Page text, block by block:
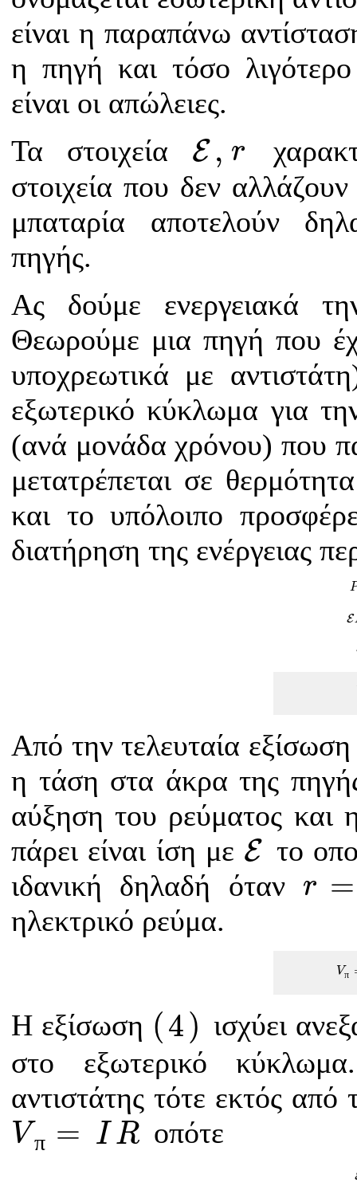
είναι η παραπάνω
η πηγή και τόσο λιγότερο
είναι οι απώλειες.
Τα στοιχεία E , r
E
στοιχεία που δεν
μπαταρία αποτελούν
πηγής.
Ας δούμε ενεργειακά
Θεωρούμε μια πηγή που
υποχρεωτικά με
εξωτερικό κύκλωμα για
(ανά μονάδα χρόνου) που
μετατρέπεται σε
και το υπόλοιπο
διατήρηση της ενέργειας
E
Από την τελευταία
η τάση στα άκρα της
αύξηση του ρεύματος και
πάρει είναι ίση με E
E το
ιδανική δηλαδή όταν r =
r=
ηλεκτρικό ρεύμα.
Vπ
Η εξίσωση (4)
(4)
ισχύει
στο εξωτερικό
αντιστάτης τότε εκτός
Vπ = I R
Vπ=I R οπότε